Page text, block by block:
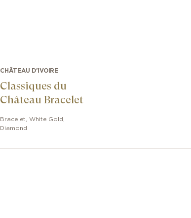
CHÂTEAU D'IVOIRE
Classiques du
Château Bracelet
Bracelet ,White Gold
Diamond